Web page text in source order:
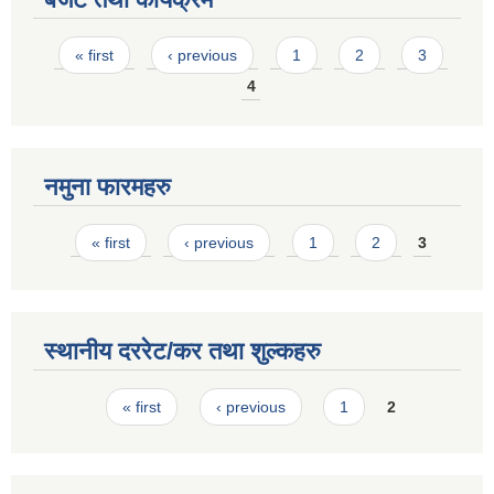
Pages
« first ‹ previous 1 2
3
4
नमुना फारमहरु
Pages
« first ‹ previous 1 2 3
स्थानीय दररेट/कर तथा शुल्कहरु
Pages« first ‹ previous 1 2